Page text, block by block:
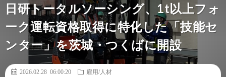
日研トータルソーシング、1t以上フォ
ーク運転資格取得に特化した「技能セ
ンター」を茨城・つくばに開設
2026.02.28 06:00:20
雇用/人材